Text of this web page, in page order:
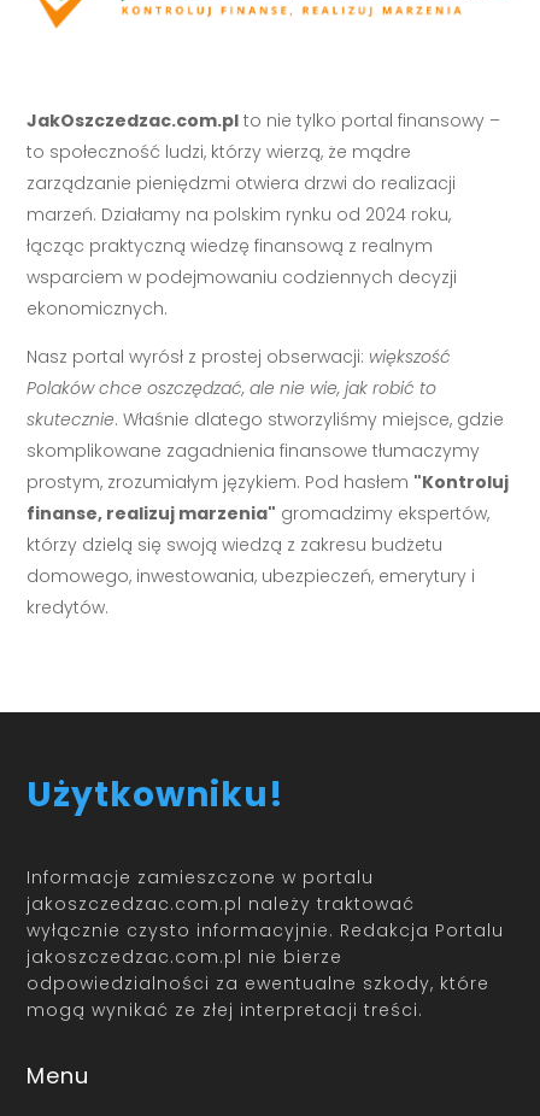
JakOszczedzac.com.pl to nie tylko portal finansowy –
to społeczność ludzi, którzy wierzą, że mądre
zarządzanie pieniędzmi otwiera drzwi do realizacji
marzeń. Działamy na polskim rynku od 2024 roku,
łącząc praktyczną wiedzę finansową z realnym
wsparciem w podejmowaniu codziennych decyzji
ekonomicznych.
Nasz portal wyrósł z prostej obserwacji: większość
Polaków chce oszczędzać, ale nie wie, jak robić to
skutecznie. Właśnie dlatego stworzyliśmy miejsce, gdzie
skomplikowane zagadnienia finansowe tłumaczymy
prostym, zrozumiałym językiem. Pod hasłem "Kontroluj
finanse, realizuj marzenia" gromadzimy ekspertów,
którzy dzielą się swoją wiedzą z zakresu budżetu
domowego, inwestowania, ubezpieczeń, emerytury i
kredytów.
Użytkowniku!
Informacje zamieszczone w portalu
jakoszczedzac.com.pl należy traktować
wyłącznie czysto informacyjnie. Redakcja Portalu
jakoszczedzac.com.pl nie bierze
odpowiedzialności za ewentualne szkody, które
mogą wynikać ze złej interpretacji treści.
Menu